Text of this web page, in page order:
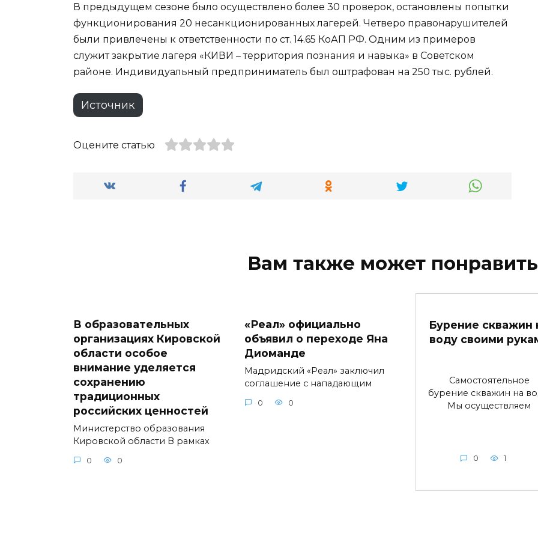
В предыдущем сезоне было осуществлено более 30 проверок, остановлены попытки
функционирования 20 несанкционированных лагерей. Четверо правонарушителей
были привлечены к ответственности по ст. 14.65 КоАП РФ. Одним из примеров
служит закрытие лагеря «КИВИ – территория познания и навыка» в Советском
районе. Индивидуальный предприниматель был оштрафован на 250 тыс. рублей.
Источник
Оцените статью
Вам также может
В образовательных
организациях Кировской
области особое
внимание уделяется
сохранению
традиционных
российских ценностей
Министерство образования
Кировской области В рамках
0 0
«Реал» официально
объявил о переходе Яна
Диоманде
Мадридский «Реал» заключил
соглашение с нападающим
0 0
Бурение скважин
воду своими
Самостоятельное
бурение скважин на
Мы осуществляем
0 1